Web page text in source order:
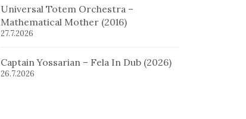
Universal Totem Orchestra –
Mathematical Mother (2016)
27.7.2026
Captain Yossarian – Fela In Dub (2026)
26.7.2026